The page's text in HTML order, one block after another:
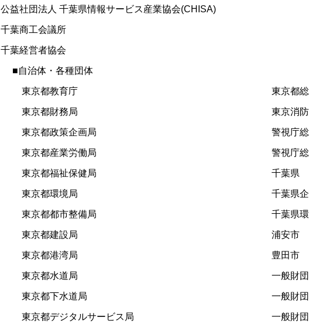
公益社団法人 千葉県情報サービス産業協会(CHISA)
千葉商工会議所
千葉経営者協会
■自治体・各種団体
東京都教育庁
東京都財務局
東京都政策企画局
東京都産業労働局
東京都福祉保健局
東京都環境局
東京都都市整備局
東京都建設局
東京都港湾局
東京都水道局
東京都下水道局
東京都デジタルサービス局
東京都
東京消
警視庁総
警視庁総
千葉県
千葉県
千葉県環
浦安市
豊田市
一般財団
一般財団
一般財団